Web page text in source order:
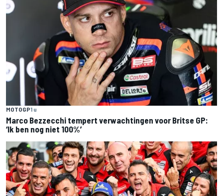
MOTOGP1 u
Marco Bezzecchi tempert verwachtingen voor Britse GP:
‘Ik ben nog niet 100%’